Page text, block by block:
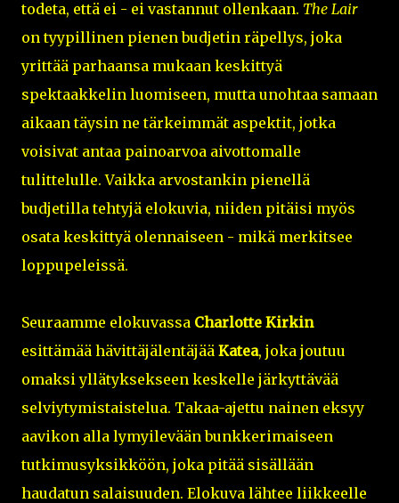
todeta, että ei - ei vastannut ollenkaan. The Lair
on tyypillinen pienen budjetin räpellys, joka
yrittää parhaansa mukaan keskittyä
spektaakkelin luomiseen, mutta unohtaa samaan
aikaan täysin ne tärkeimmät aspektit, jotka
voisivat antaa painoarvoa aivottomalle
tulittelulle. Vaikka arvostankin pienellä
budjetilla tehtyjä elokuvia, niiden pitäisi myös
osata keskittyä olennaiseen - mikä merkitsee
loppupeleissä.
Seuraamme elokuvassa Charlotte Kirkin
esittämää hävittäjälentäjää Katea, joka joutuu
omaksi yllätyksekseen keskelle järkyttävää
selviytymistaistelua. Takaa-ajettu nainen eksyy
aavikon alla lymyilevään bunkkerimaiseen
tutkimusyksikköön, joka pitää sisällään
haudatun salaisuuden. Elokuva lähtee liikkeelle